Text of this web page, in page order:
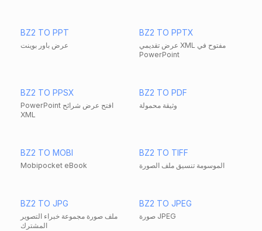
BZ2 TO PPT
عرض باور بوينت
BZ2 TO PPTX
عرض تقديمي XML مفتوح في
PowerPoint
BZ2 TO PPSX
PowerPoint افتح عرض شرائح
XML
BZ2 TO PDF
وثيقة محمولة
BZ2 TO MOBI
Mobipocket eBook
BZ2 TO TIFF
الموسومة تنسيق ملف الصورة
BZ2 TO JPG
ملف صورة مجموعة خبراء التصوير
المشترك
BZ2 TO JPEG
صورة JPEG